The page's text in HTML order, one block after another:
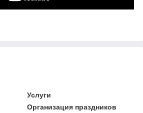
Услуги
Организация праздников